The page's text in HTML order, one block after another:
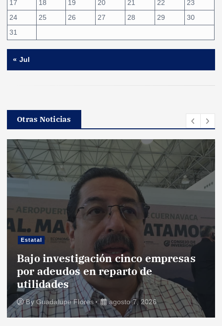
17
18 19 20 21 22
23
24
25 26 27 28 29
30
31
« Jul
Otras Noticias
Estatal
Daniel Martínez Terrazas
familias afectadas por
Las Granjas
ByNoticias de Cuautla agosto 7, 2026